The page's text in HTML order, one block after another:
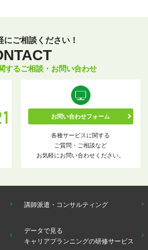
にご相談ください！
するご相談・お問い合わせ
お問い合わせフォーム
各種サービスに関する
ご質問・ご相談など
お気軽にお問い合わせください。
講師派遣・コンサルティング
データで見る
キャリアプランニングの研修サービス